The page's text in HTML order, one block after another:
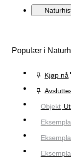
Populær i
Kjøp nå
Objekt